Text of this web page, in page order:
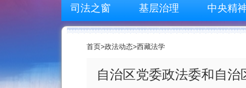
司法之窗 基层治理 中央精
首页>政法动态>西藏法学
自治区党委政法委和自治